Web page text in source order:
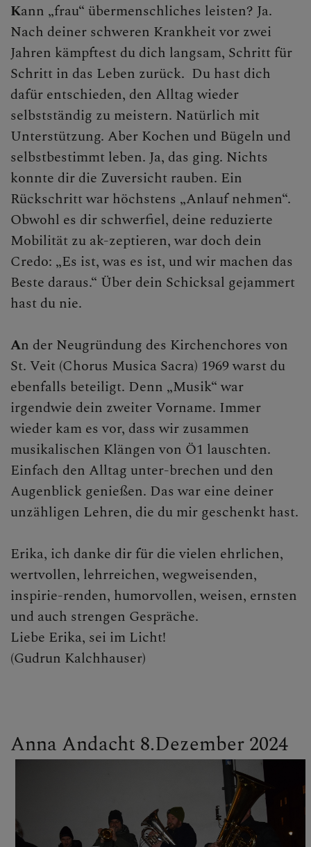
Kann „frau“ übermenschliches leisten? Ja.
Nach deiner schweren Krankheit vor zwei
Jahren kämpftest du dich langsam, Schritt für
Schritt in das Leben zurück. Du hast dich
dafür entschieden, den Alltag wieder
selbstständig zu meistern. Natürlich mit
Unterstützung. Aber Kochen und Bügeln und
selbstbestimmt leben. Ja, das ging. Nichts
konnte dir die Zuversicht rauben. Ein
Rückschritt war höchstens „Anlauf nehmen“.
Obwohl es dir schwerfiel, deine reduzierte
Mobilität zu ak-zeptieren, war doch dein
Credo: „Es ist, was es ist, und wir machen das
Beste daraus.“ Über dein Schicksal gejammert
hast du nie.
An der Neugründung des Kirchenchores von
St. Veit (Chorus Musica Sacra) 1969 warst du
ebenfalls beteiligt. Denn „Musik“ war
irgendwie dein zweiter Vorname. Immer
wieder kam es vor, dass wir zusammen
musikalischen Klängen von Ö1 lauschten.
Einfach den Alltag unter-brechen und den
Augenblick genießen. Das war eine deiner
unzähligen Lehren, die du mir geschenkt hast.
Erika, ich danke dir für die vielen ehrlichen,
wertvollen, lehrreichen, wegweisenden,
inspirie-renden, humorvollen, weisen, ernsten
und auch strengen Gespräche.
Liebe Erika, sei im Licht!
(Gudrun Kalchhauser)
Anna Andacht 8.Dezember 2024